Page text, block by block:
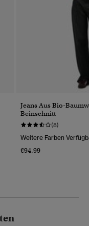
Jeans Aus Bio-
Beinschnitt
(8)
Weitere Farben
€94.99